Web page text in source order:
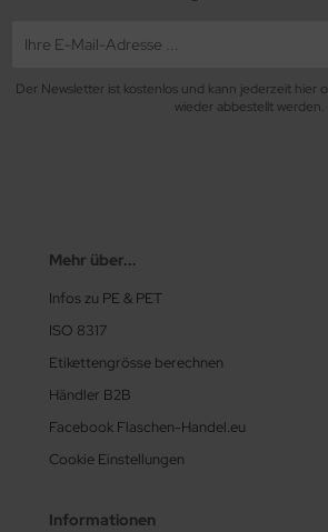
Der Newsletter ist kostenlos und kann jederzeit hier
wieder abbestellt werden.
Mehr über...
Infos zu PE & PET
ISO 8317
Etikettengrösse berechnen
Händler B2B
Facebook Flaschen-Handel.eu
Cookie Einstellungen
Informationen